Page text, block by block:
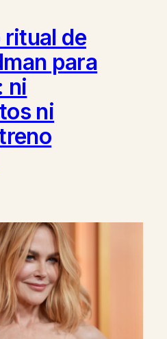
ritual de
para
ni
ni